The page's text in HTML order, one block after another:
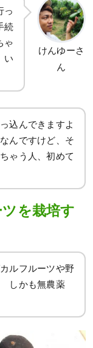
っ
続
ゃ
い
けんゆーさ
ん
込んできますよ
んですけど、そ
ゃう人、初めて
を栽培す
ルフルーツや野
しかも無農薬